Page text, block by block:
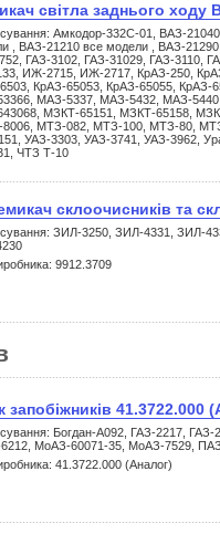
світла заднього ходу
Амкодор-332С-01, ВАЗ-
, ВАЗ-21210 все модели , ВАЗ-
ГАЗ-3102, ГАЗ-31029, ГАЗ-3110,
ИЖ-2715, ИЖ-2717, КрАЗ-250,
КрАЗ-65053, КрАЗ-65055,
МАЗ-5337, МАЗ-5432, МАЗ-
МЗКТ-65151, МЗКТ-65158,
МТЗ-082, МТЗ-100, МТЗ-80,
УАЗ-3303, УАЗ-3741, УАЗ-3962,
ЧТЗ Т-10
склоочисників та
ЗИЛ-3250, ЗИЛ-4331, ЗИЛ-
9912.3709
запобіжників 41.3722.000
Богдан-А092, ГАЗ-2217,
МоАЗ-60071-35, МоАЗ-7529,
41.3722.000 (Аналог)